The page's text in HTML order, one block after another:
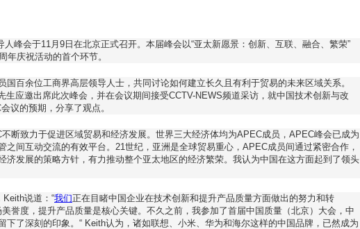
峰会于11月9日在北京正式召开。本届峰会以“亚太新愿景：创新、互联、融合、繁荣”
年庆祝活动的首个环节。
国百余位工商界高层领导人士，共同讨论如何建立长久且有利于贸易的未来区域关系。
生应邀出席此次峰会，并在会议期间接受CCTV-NEWS频道采访，就中国技术创新与改
议的预期，分享了观点。
断致力于促进区域贸易和经济发展。世界三大经济体均为APEC成员，APEC峰会已成为
之间互动交流的有效平台。21世纪，亚洲是全球贸易重心，APEC成员间通过紧密合作，
济发展的策略方针，有力推动整个亚太地区的经济繁荣。我认为中国在这方面起到了领头
说道：“我们正在目睹中国企业在技术创新和提升产品质量方面做出的努力和转
美誉度，提升产品质量是核心关键。不久之前，我参加了首届中国质量（北京）大会，中
下了深刻的印象。“ Keith认为，诸如联想、小米、华为和海尔这样的中国品牌，已然成为